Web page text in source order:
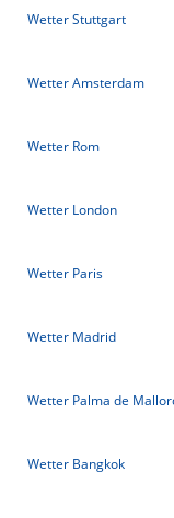
Wetter Stuttgart
Wetter Amsterdam
Wetter Rom
Wetter London
Wetter Paris
Wetter Madrid
Wetter Palma de
Wetter Bangkok